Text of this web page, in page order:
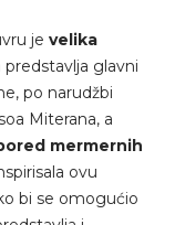
je velika
predstavlja glavni
po narudžbi
Miterana, a
mermernih
ovu
bi se omogućio